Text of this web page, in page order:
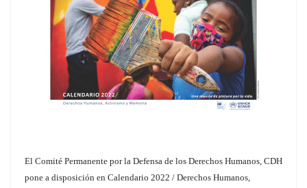
El Comité Permanente por la Defensa de los Derechos Humanos, CDH
pone a disposición en Calendario 2022 / Derechos Humanos,